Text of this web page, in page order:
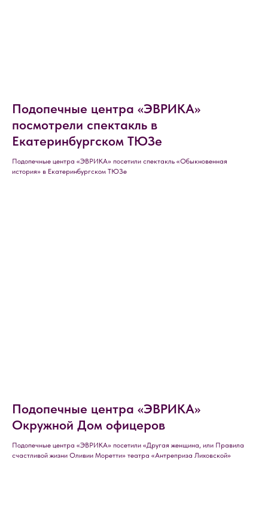
Подопечные центра «ЭВРИКА»
посмотрели спектакль в
Екатеринбургском ТЮЗе
Подопечные центра «ЭВРИКА» посетили спектакль «Обыкновенная
история» в Екатеринбургском ТЮЗе
Подопечные центра «ЭВРИКА»
Окружной Дом офицеров
Подопечные центра «ЭВРИКА» посетили «Другая женщина, или Правила
счастливой жизни Оливии Моретти» театра «Антреприза Лиховской»